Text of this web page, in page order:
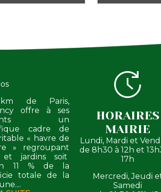
de Paris,
offre à ses
un
cadre de
« havre de
» regroupant
et jardins soit
11 % de la
totale de la
HORAIRES
MAIRIE
Lundi, Mardi et
de 8h30 à 12h et
17h
Mercredi, Jeudi
Samedi